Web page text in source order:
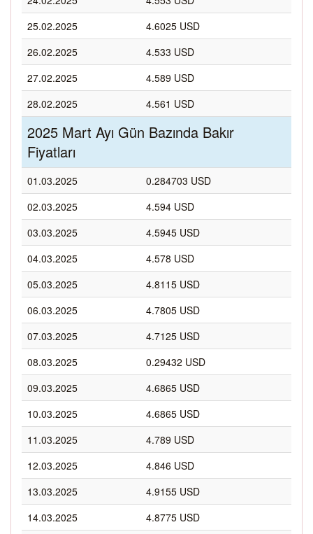
25.02.2025
4.6025 USD
26.02.2025
4.533 USD
27.02.2025
4.589 USD
28.02.2025
4.561 USD
2025 Mart Ayı Gün Bazında Bakır
Fiyatları
01.03.2025
0.284703 USD
02.03.2025
4.594 USD
03.03.2025
4.5945 USD
04.03.2025
4.578 USD
05.03.2025
4.8115 USD
06.03.2025
4.7805 USD
07.03.2025
4.7125 USD
08.03.2025
0.29432 USD
09.03.2025
4.6865 USD
10.03.2025
4.6865 USD
11.03.2025
4.789 USD
12.03.2025
4.846 USD
13.03.2025
4.9155 USD
14.03.2025
4.8775 USD